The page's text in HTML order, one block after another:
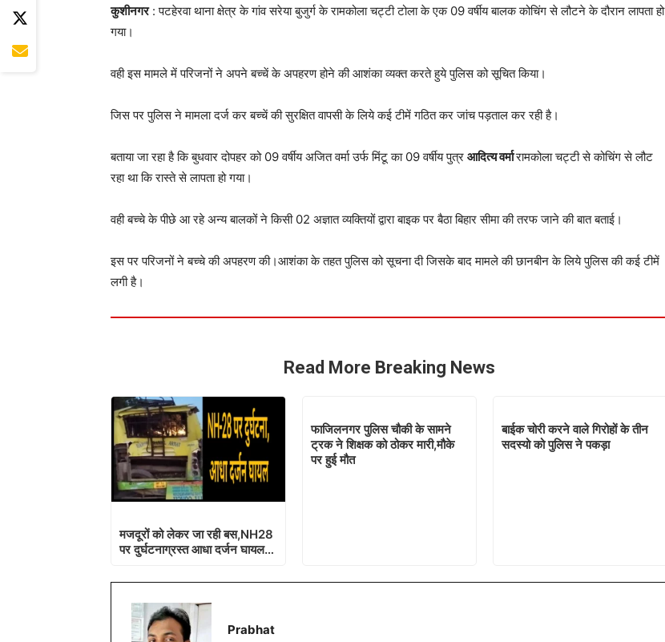
कुशीनगर: पटहेरवा थाना क्षेत्र के गांव सरेया बुजुर्ग के रामकोला चट्टी टोला के एक 09 वर्षीय बालक कोचिंग से लौटने के दौरान लापता हो
गया।
वही इस मामले में परिजनों ने अपने बच्चें के अपहरण होने की आशंका व्यक्त करते हुये पुलिस को सूचित किया।
जिस पर पुलिस ने मामला दर्ज कर बच्चें की सुरक्षित वापसी के लिये कई टीमें गठित कर जांच पड़ताल कर रही है।
बताया जा रहा है कि बुधवार दोपहर को 09 वर्षीय अजित वर्मा उर्फ मिंटू का 09 वर्षीय पुत्र आदित्य वर्मारामकोला चट्टी से कोचिंग से लौट
रहा था कि रास्ते से लापता हो गया।
वही बच्चे के पीछे आ रहे अन्य बालकों ने किसी 02 अज्ञात व्यक्तियों द्वारा बाइक पर बैठा बिहार सीमा की तरफ जाने की बात बताई।
इस पर परिजनों ने बच्चे की अपहरण की।आशंका के तहत पुलिस को सूचना दी जिसके बाद मामले की छानबीन के लिये पुलिस की कई टीमें
लगी है।
Read More Breaking News
मजदूरों को लेकर जा रही बस,NH28
पर दुर्घटनाग्रस्त आधा दर्जन घायल…
फाजिलनगर पुलिस चौकी के सामने
ट्रक ने शिक्षक को ठोकर मारी,मौके
पर हुई मौत
बाईक चोरी करने वाले गिरोहों के तीन
सदस्यो को पुलिस ने पकड़ा
Prabhat